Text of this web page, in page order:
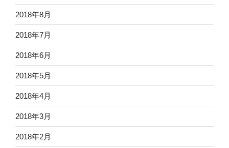
2018年8月
2018年7月
2018年6月
2018年5月
2018年4月
2018年3月
2018年2月